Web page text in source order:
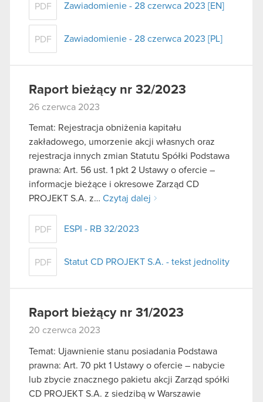
PDF Zawiadomienie - 28 czerwca 2023 [EN]
PDF Zawiadomienie - 28 czerwca 2023 [PL]
Raport bieżący nr 32/2023
26 czerwca 2023
Temat: Rejestracja obniżenia kapitału
zakładowego, umorzenie akcji własnych oraz
rejestracja innych zmian Statutu Spółki Podstawa
prawna: Art. 56 ust. 1 pkt 2 Ustawy o ofercie –
informacje bieżące i okresowe Zarząd CD
PROJEKT S.A. z… Czytaj dalej
PDF ESPI - RB 32/2023
PDF Statut CD PROJEKT S.A. - tekst jednolity
Raport bieżący nr 31/2023
20 czerwca 2023
Temat: Ujawnienie stanu posiadania Podstawa
prawna: Art. 70 pkt 1 Ustawy o ofercie – nabycie
lub zbycie znacznego pakietu akcji Zarząd spółki
CD PROJEKT S.A. z siedzibą w Warszawie